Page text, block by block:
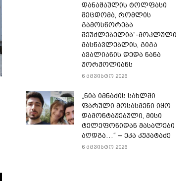
დანაშაულის ტოლფასი
შეცდომა, რომლის
გამოსწორება
შეუძლებელია“-მოკლული
მასწავლებლის, გიგა
ავალიანის დედა ნანა
ჟორჟოლიანს
6 აგვისტო 2026
„ნია იმნაძის სახლში
ფარული მოსასმენი იყო
დამონტაჟებული, მისი
ტელეფონიდან მასალები
აღდგა…“ – ეკა კუპატაძე
6 აგვისტო 2026